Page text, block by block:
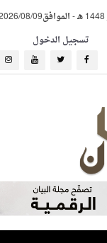
-الموافق2026/08/09م
تسجيل الدخول